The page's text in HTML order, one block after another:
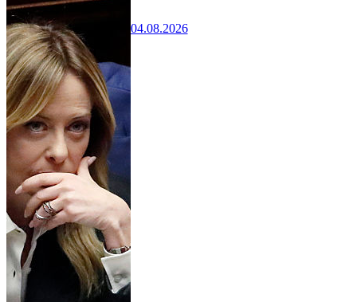
04.08.2026